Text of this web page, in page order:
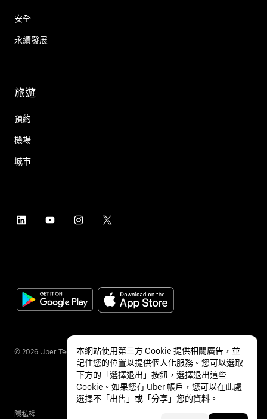
安全
永續發展
旅遊
預約
機場
城市
© 2026 Uber Technologies Inc.
隱私權
本網站使用第三方 Cookie 提供相關廣告，並
記住您的位置以提供個人化服務。您可以選取
下方的「選擇退出」按鈕，選擇退出這些
Cookie。如果您有 Uber 帳戶，您可以在此處
選擇不「出售」或「分享」您的資料。